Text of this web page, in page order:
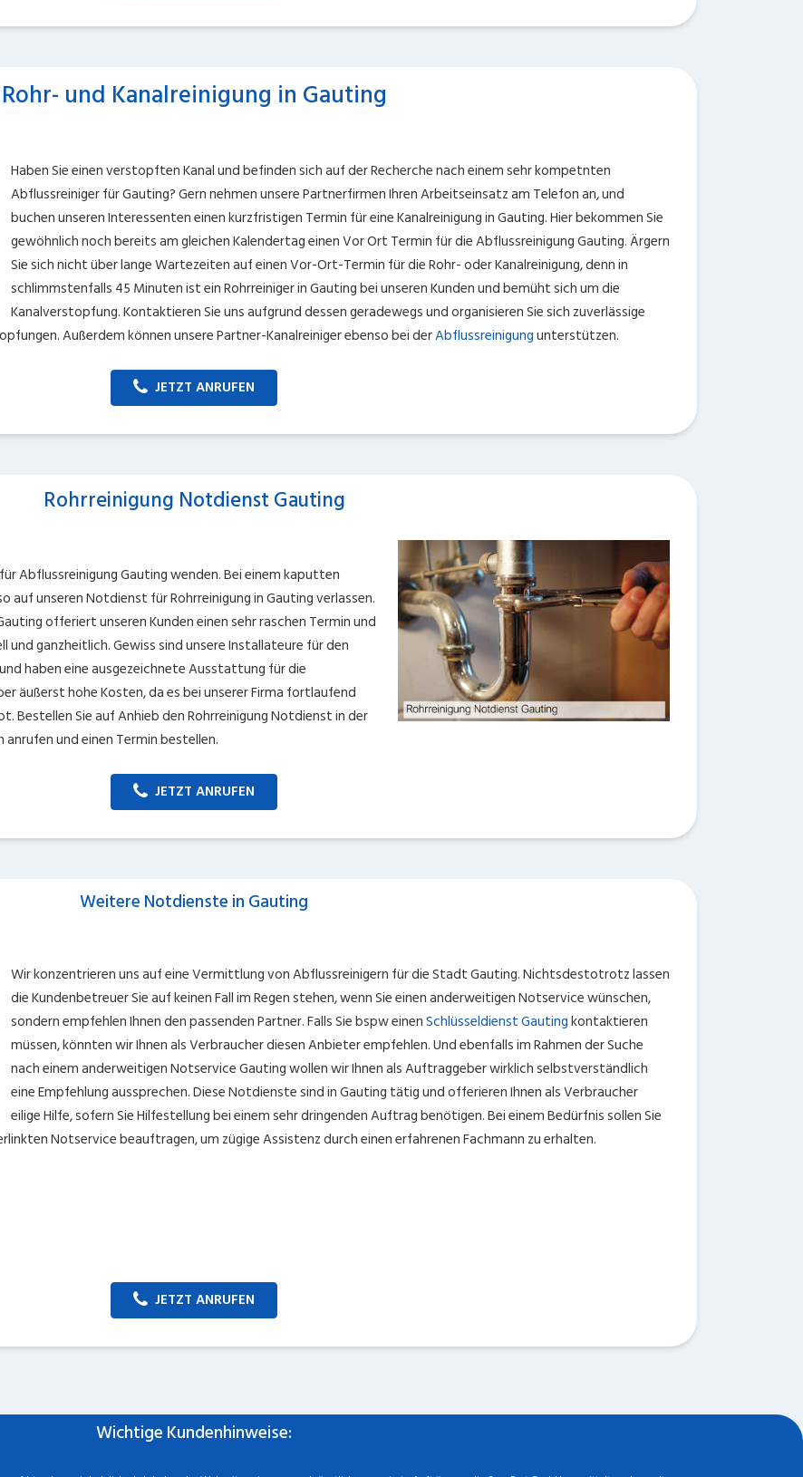
Rohr- und Kanalreinigung in Gauting
Haben Sie einen verstopften Kanal und befinden sich auf der Recherche nach einem sehr kompetnten
Abflussreiniger für Gauting? Gern nehmen unsere Partnerfirmen Ihren Arbeitseinsatz am Telefon an, und
buchen unseren Interessenten einen kurzfristigen Termin für eine Kanalreinigung in Gauting. Hier bekommen Sie
gewöhnlich noch bereits am gleichen Kalendertag einen Vor Ort Termin für die Abflussreinigung Gauting. Ärgern
Sie sich nicht über lange Wartezeiten auf einen Vor-Ort-Termin für die Rohr- oder Kanalreinigung, denn in
schlimmstenfalls 45 Minuten ist ein Rohrreiniger in Gauting bei unseren Kunden und bemüht sich um die
Kanalverstopfung. Kontaktieren Sie uns aufgrund dessen geradewegs und organisieren Sie sich zuverlässige
Außerdem können unsere Partner-Kanalreiniger ebenso bei derAbflussreinigungunterstützen.
JETZT ANRUFEN
Rohrreinigung Notdienst Gauting
Abflussreinigung Gauting wenden. Bei einem kaputten
unseren Notdienst für Rohrreinigung in Gauting verlassen.
offeriert unseren Kunden einen sehr raschen Termin und
ganzheitlich. Gewiss sind unsere Installateure für den
haben eine ausgezeichnete Ausstattung für die
äußerst hohe Kosten, da es bei unserer Firma fortlaufend
Bestellen Sie auf Anhieb den Rohrreinigung Notdienst in der
und einen Termin bestellen.
JETZT ANRUFEN
Weitere Notdienste in Gauting
Wir konzentrieren uns auf eine Vermittlung von Abflussreinigern für die Stadt Gauting. Nichtsdestotrotz lassen
die Kundenbetreuer Sie auf keinen Fall im Regen stehen, wenn Sie einen anderweitigen Notservice wünschen,
sondern empfehlen Ihnen den passenden Partner. Falls Sie bspw einenSchlüsseldienst Gautingkontaktieren
müssen, könnten wir Ihnen als Verbraucher diesen Anbieter empfehlen. Und ebenfalls im Rahmen der Suche
nach einem anderweitigen Notservice Gauting wollen wir Ihnen als Auftraggeber wirklich selbstverständlich
eine Empfehlung aussprechen. Diese Notdienste sind in Gauting tätig und offerieren Ihnen als Verbraucher
eilige Hilfe, sofern Sie Hilfestellung bei einem sehr dringenden Auftrag benötigen. Bei einem Bedürfnis sollen Sie
Notservice beauftragen, um zügige Assistenz durch einen erfahrenen Fachmann zu erhalten.
JETZT ANRUFEN
Wichtige Kundenhinweise: